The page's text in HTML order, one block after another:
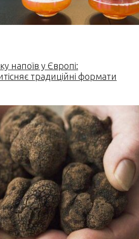
напоїв у Європі:
традиційні формати